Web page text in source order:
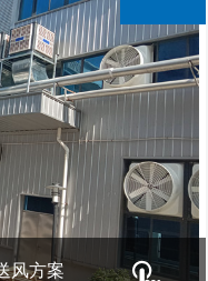
风方案